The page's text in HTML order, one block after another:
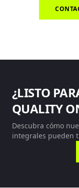
¿LISTO
QUALITY
Descubra cómo
integrales pueden